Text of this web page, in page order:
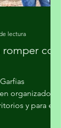
con
lectura